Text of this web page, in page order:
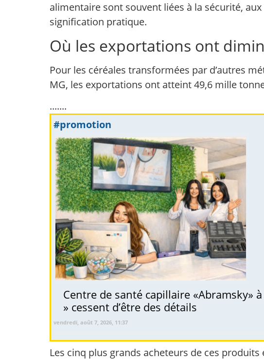
alimentaire sont souvent liées à la sécurité,
signification pratique.
Où les exportations ont
Pour les céréales transformées par d’autres
MG, les exportations ont atteint 49,6 mille
.......
#promotion
Centre de santé capillaire «Abramsky»
» cessent d’être des détails
vendredi, août 7, 2026, 11:37
Les cinq plus grands acheteurs de ces